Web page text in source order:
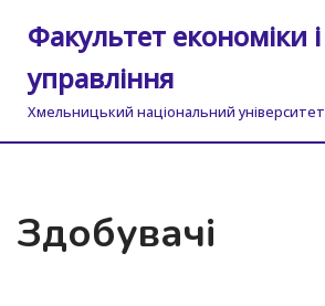
Перейти
до
вмісту
Факультет економіки і
управління
Хмельницький національний університет
Здобувачі